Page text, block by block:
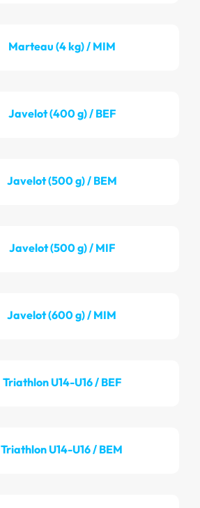
Marteau (4 kg) / MIM
Javelot (400 g) / BEF
Javelot (500 g) / BEM
Javelot (500 g) / MIF
Javelot (600 g) / MIM
Triathlon U14-U16 / BEF
Triathlon U14-U16 / BEM